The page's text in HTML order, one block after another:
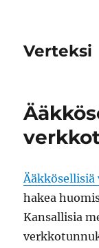
Verteksi
hakea
Kansallisia